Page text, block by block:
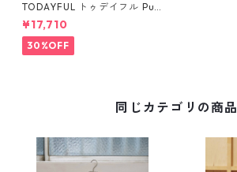
TODAYFUL トゥデイフル Puf
fsleeve Hand Knit 1242052
0
¥17,710
30%OFF
同じカテゴリの商品